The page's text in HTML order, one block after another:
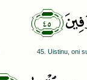
﴿٤٥﴾
45. Uistinu, oni